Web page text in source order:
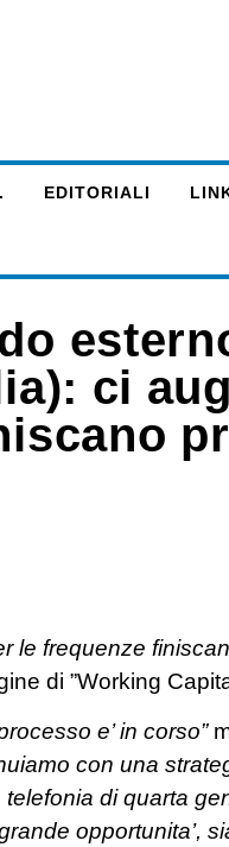
EDITORIALI
ci
le frequenze
di ”Working
e’ in corso”
con una
di quarta
opportunita’,